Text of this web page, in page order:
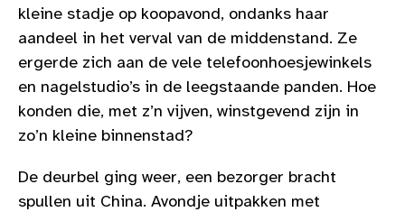
kleine stadje op koopavond, ondanks haar
aandeel in het verval van de middenstand. Ze
ergerde zich aan de vele telefoonhoesjewinkels
en nagelstudio’s in de leegstaande panden. Hoe
konden die, met z’n vijven, winstgevend zijn in
zo’n kleine binnenstad?
De deurbel ging weer, een bezorger bracht
spullen uit China. Avondje uitpakken met